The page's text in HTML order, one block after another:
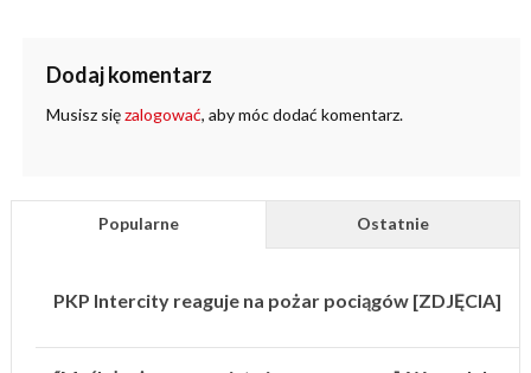
Dodaj komentarz
Musisz sięzalogować, aby móc dodać komentarz.
Popularne Ostatnie
PKP Intercity reaguje na pożar pociągów [ZDJĘCIA]